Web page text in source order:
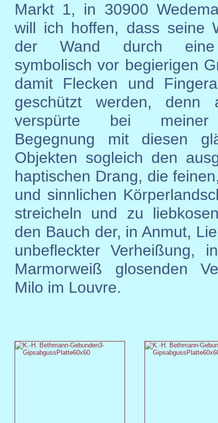
Markt 1, in 30900
will ich hoffen, dass seine
der Wand durch
symbolisch vor begierigen
damit Flecken und
geschützt werden, denn
verspürte bei
Begegnung mit diesen
Objekten sogleich den
haptischen Drang, die
und sinnlichen
streicheln und zu
den Bauch der, in Anmut,
unbefleckter Verheißung,
Marmorweiß glosenden
Milo im Louvre.